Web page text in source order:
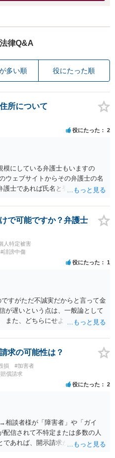
律Q&A
多い順 役にたった順
所について
役にたった 2
模にしている弁護士もいますの
ウェブサイトからその弁護士の名
護士であれば氏名と登録番号が表
で可能ですか？弁護士
人特定被害
#誹謗中傷
役にたった 1
すがただ不誠実だからと言って金
が遅いという点は、一般論として
また、どちらにせよこれ以上は平
題があるわけではありませんが、
ことになりますので、相手方が減
るでしょう。 鬼沢先生御指摘のと
い金額であれば、その旨お伝え
め方などについて、相談者様に
求の可能性は？
損
#加害者
償請求
役にたった 2
相談者様が「障害者」や「ガイ
信されて不特定または多数の人
であれば、開示請求が通る可能性